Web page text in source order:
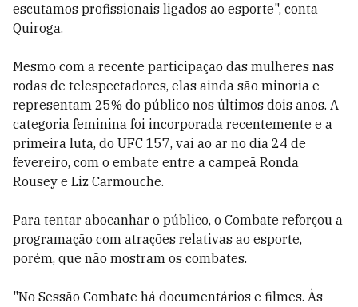
escutamos profissionais ligados ao esporte", conta
Quiroga.
Mesmo com a recente participação das mulheres nas
rodas de telespectadores, elas ainda são minoria e
representam 25% do público nos últimos dois anos. A
categoria feminina foi incorporada recentemente e a
primeira luta, do UFC 157, vai ao ar no dia 24 de
fevereiro, com o embate entre a campeã Ronda
Rousey e Liz Carmouche.
Para tentar abocanhar o público, o Combate reforçou a
programação com atrações relativas ao esporte,
porém, que não mostram os combates.
"No Sessão Combate há documentários e filmes. Às